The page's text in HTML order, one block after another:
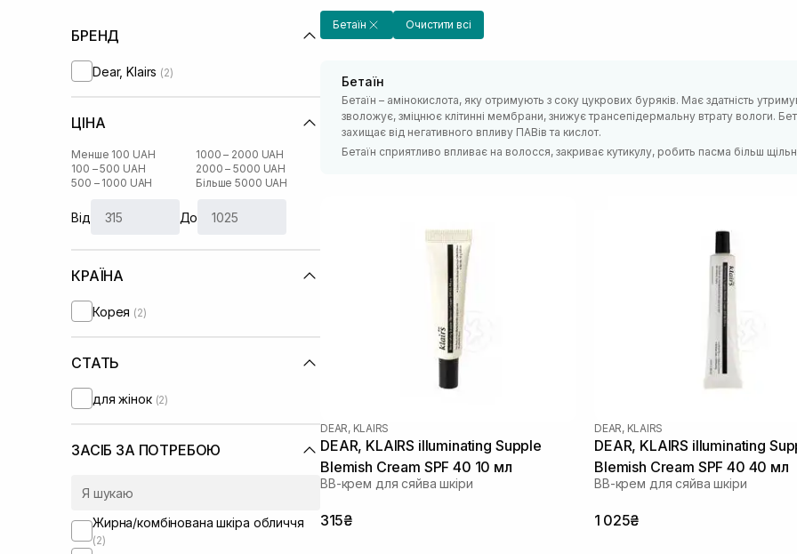
БРЕНД
Dear, Klairs (2)
ЦІНА
Менше 100 UAH
100 – 500 UAH
500 – 1000 UAH
1000 – 2000 UAH
2000 – 5000 UAH
Більше 5000 UAH
Від До
КРАЇНА
Корея (2)
СТАТЬ
для жінок (2)
ЗАСІБ ЗА ПОТРЕБОЮ
Жирна/комбінована шкіра обличчя
(2)
Бетаїн Очистити всі
Бетаїн
Бетаїн – амінокислота, яку отримують з соку цукрових буряків. Має здатність
зволожує, зміцнює клітинні мембрани, знижує трансепідермальну втрату вологи.
захищає від негативного впливу ПАВів та кислот.
Бетаїн сприятливо впливає на волосся, закриває кутикулу, робить пасма більш
DEAR, KLAIRS
DEAR, KLAIRS illuminating Supple
Blemish Cream SPF 40 10 мл
ВВ-крем для сяйва шкіри
315₴
DEAR, KLAIRS
DEAR, KLAIRS illuminating
Blemish Cream SPF 40 40 мл
ВВ-крем для сяйва шкіри
1 025₴